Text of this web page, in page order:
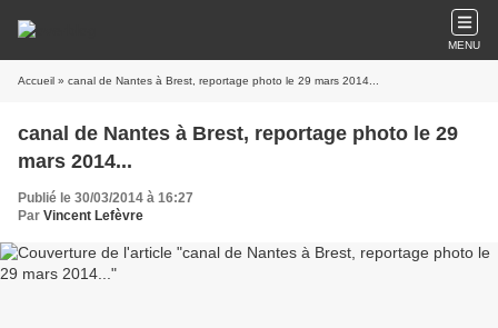
MENU
Accueil » canal de Nantes à Brest, reportage photo le 29 mars 2014...
canal de Nantes à Brest, reportage photo le 29
mars 2014...
Publié le 30/03/2014 à 16:27
Par Vincent Lefèvre